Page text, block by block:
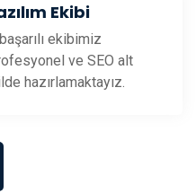
Ekibi
ekibimiz
ve SEO alt
hazırlamaktayız.